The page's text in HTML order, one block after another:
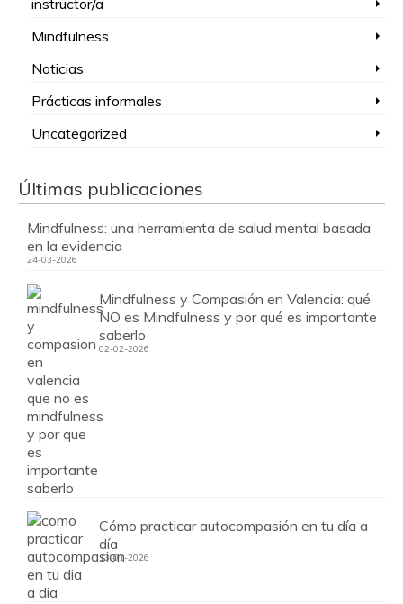
Mindfulness
Noticias
Prácticas informales
Uncategorized
Últimas publicaciones
Mindfulness: una herramienta de salud mental basada
en la evidencia
24-03-2026
Mindfulness y Compasión en Valencia: qué
NO es Mindfulness y por qué es importante
saberlo
02-02-2026
Cómo practicar autocompasión en tu día a
día
13-01-2026